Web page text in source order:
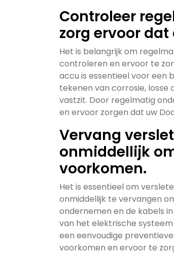
Controleer
zorg ervoor
Het is belangrijk om
controleren en ervoor te
accu is essentieel voor een
tekenen van corrosie, losse
vastzit. Door regelmatig
en ervoor zorgen dat uw
Vervang
onmiddellijk
voorkomen.
Het is essentieel om
onmiddellijk te vervangen
ondernemen en de kabels
van het elektrische
een eenvoudige
voorkomen en ervoor te